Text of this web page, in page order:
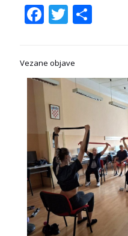
Facebook
Twitter
Vezane objave